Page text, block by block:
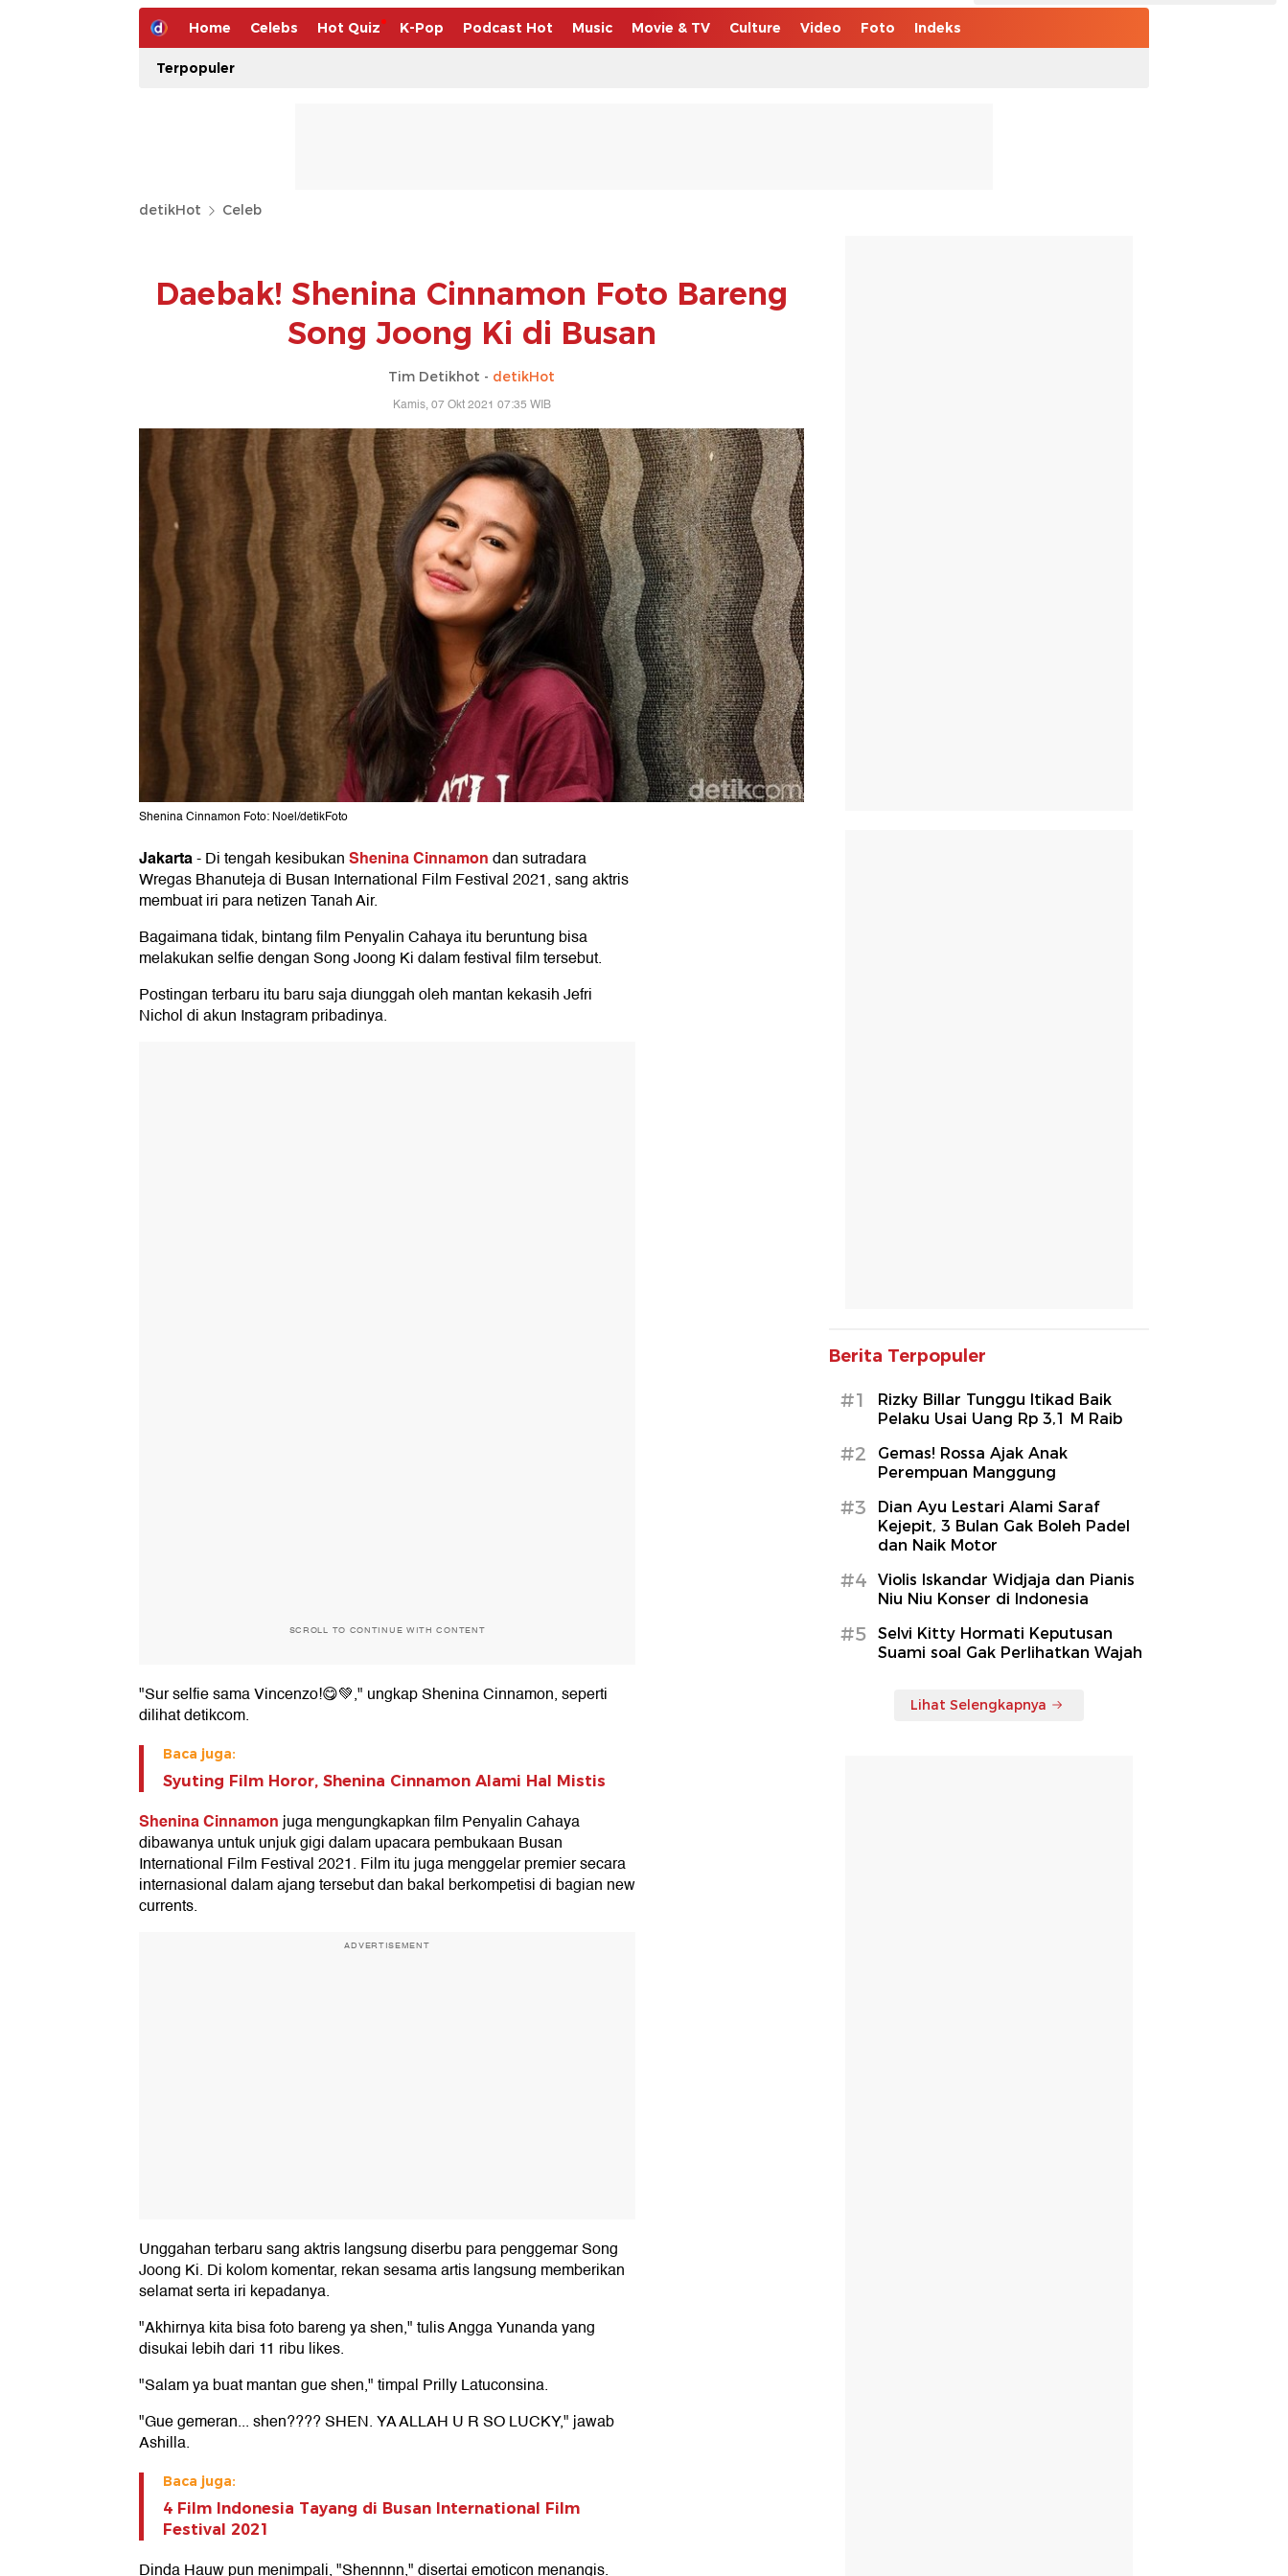
Home Celebs Hot Quiz K-Pop Podcast Hot Music Movie & TV Culture Video Foto Indeks
Terpopuler
detikHot Celeb
Daebak! Shenina Cinnamon Foto Bareng
Song Joong Ki di Busan
Tim Detikhot - detikHot
Kamis, 07 Okt 2021 07:35 WIB
Shenina Cinnamon Foto: Noel/detikFoto
Jakarta-Di tengah kesibukanShenina Cinnamondan sutradara
Wregas Bhanuteja di Busan International Film Festival 2021, sang aktris
membuat iri para netizen Tanah Air.
Bagaimana tidak, bintang film Penyalin Cahaya itu beruntung bisa
melakukan selfie dengan Song Joong Ki dalam festival film tersebut.
Postingan terbaru itu baru saja diunggah oleh mantan kekasih Jefri
Nichol di akun Instagram pribadinya.
SCROLL TO CONTINUE WITH CONTENT
"Sur selfie sama Vincenzo!😋💚," ungkap Shenina Cinnamon, seperti
dilihat detikcom.
Baca juga:
Syuting Film Horor, Shenina Cinnamon Alami Hal Mistis
Shenina Cinnamonjuga mengungkapkan film Penyalin Cahaya
dibawanya untuk unjuk gigi dalam upacara pembukaan Busan
International Film Festival 2021. Film itu juga menggelar premier secara
internasional dalam ajang tersebut dan bakal berkompetisi di bagian new
currents.
ADVERTISEMENT
Unggahan terbaru sang aktris langsung diserbu para penggemar Song
Joong Ki. Di kolom komentar, rekan sesama artis langsung memberikan
selamat serta iri kepadanya.
"Akhirnya kita bisa foto bareng ya shen," tulis Angga Yunanda yang
disukai lebih dari 11 ribu likes.
"Salam ya buat mantan gue shen," timpal Prilly Latuconsina.
"Gue gemeran... shen???? SHEN. YA ALLAH U R SO LUCKY," jawab
Ashilla.
Baca juga:
4 Film Indonesia Tayang di Busan International Film
Festival 2021
Dinda Hauw pun menimpali, "Shennnn," disertai emoticon menangis.
Berita Terpopuler
#1
Rizky Billar Tunggu Itikad Baik
Pelaku Usai Uang Rp 3,1 M Raib
#2
Gemas! Rossa Ajak Anak
Perempuan Manggung
#3
Dian Ayu Lestari Alami Saraf
Kejepit, 3 Bulan Gak Boleh Padel
dan Naik Motor
#4
Violis Iskandar Widjaja dan Pianis
Niu Niu Konser di Indonesia
#5
Selvi Kitty Hormati Keputusan
Suami soal Gak Perlihatkan Wajah
Lihat Selengkapnya